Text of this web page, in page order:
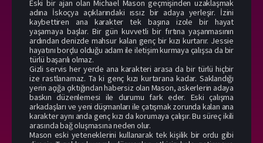
Eski bir ajan olan Michael Mason geçmişinden uzaklaşmak
adına İskoçya açıklarındaki ıssız bir adaya yerleşir. İzini
kaybettiren ana karakter tek başına izole bir hayat
yaşamaya başlar. Bir gün kuvvetli bir fırtına yaşanmasının
ardından denizde mahsur kalan genç bir kızı kurtarır. Jessie
hayatını borçlu olduğu adam ile iletişim kurmaya çalışsa da bir
türlü başarılı olmaz.
Gizli servis her yerde ana karakteri arasa da bir türlü hiçbir
ize rastlanamaz. Ta ki genç kızı kurtarana kadar. Saklandığı
yerin açığa çıktığından habersiz olan Mason, askerlerin adaya
baskın düzenlemesi ile durumu fark eder. Eski çalışma
arkadaşları ve yeni düşmanları ile çatışmak zorunda kalan ana
karakter aynı anda genç kızı da korumaya çalışır. Bu süreç ikili
arasında bağ oluşmasına neden olur.
Mason eski yeteneklerini kullanarak tek kişilik bir ordu gibi